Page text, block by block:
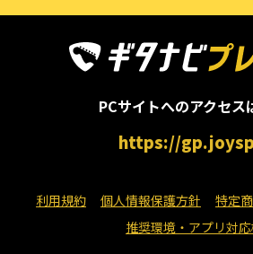
PCサイトへのアクセス
https://
利用規約 個人情報保護方針
特定
推奨環境・アプリ対